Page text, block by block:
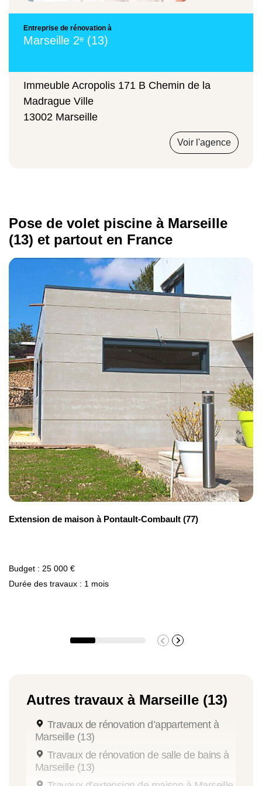
6250 €
Volet roulant manuel
Volet roulant immergé
10 750 €
Volet immergé automatique
10 000 €
normes de sécurité en vigueur, pour garantir la
Entreprise de rénovation à
Marseille 2ᵉ (13)
Immeuble Acropolis 171 B Chemin de la
Madrague Ville
13002 Marseille
Voir l'agence
Pose de volet piscine à Marseille
(13) et partout en France
Extension de maison à Pontault-Combault (77)
Budget : 25 000 €
Durée des travaux : 1 mois
Autres travaux à Marseille (13)
Travaux de rénovation d’appartement à
Marseille (13)
Travaux de rénovation de salle de bains à
Marseille (13)